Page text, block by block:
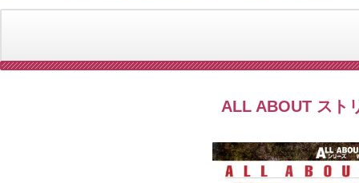
ALL ABOUT スト